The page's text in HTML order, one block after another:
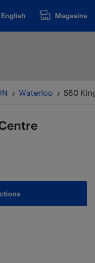
English Magasins
Waterloo 580